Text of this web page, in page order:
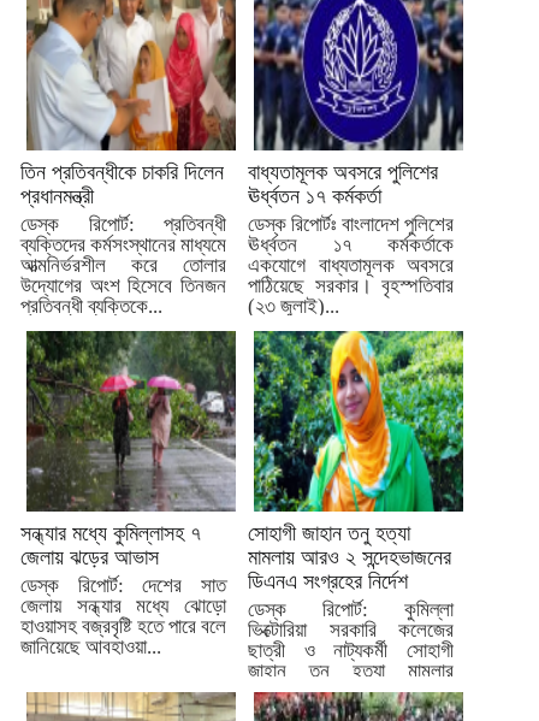
তিন প্রতিবন্ধীকে চাকরি দিলেন
প্রধানমন্ত্রী
ডেস্ক রিপোর্ট: প্রতিবন্ধী
ব্যক্তিদের কর্মসংস্থানের মাধ্যমে
আত্মনির্ভরশীল করে তোলার
উদ্যোগের অংশ হিসেবে তিনজন
প্রতিবন্ধী ব্যক্তিকে...
বাধ্যতামূলক অবসরে পুলিশের
ঊর্ধ্বতন ১৭ কর্মকর্তা
ডেস্ক রিপোর্টঃ বাংলাদেশ পুলিশের
ঊর্ধ্বতন ১৭ কর্মকর্তাকে
একযোগে বাধ্যতামূলক অবসরে
পাঠিয়েছে সরকার। বৃহস্পতিবার
(২৩ জুলাই)...
সন্ধ্যার মধ্যে কুমিল্লাসহ ৭
জেলায় ঝড়ের আভাস
ডেস্ক রিপোর্ট: দেশের সাত
জেলায় সন্ধ্যার মধ্যে ঝোড়ো
হাওয়াসহ বজ্রবৃষ্টি হতে পারে বলে
জানিয়েছে আবহাওয়া...
সোহাগী জাহান তনু হত্যা
মামলায় আরও ২ সন্দেহভাজনের
ডিএনএ সংগ্রহের নির্দেশ
ডেস্ক রিপোর্ট: কুমিল্লা
ভিক্টোরিয়া সরকারি কলেজের
ছাত্রী ও নাট্যকর্মী সোহাগী
জাহান তনু হত্যা মামলার
তদন্তে...